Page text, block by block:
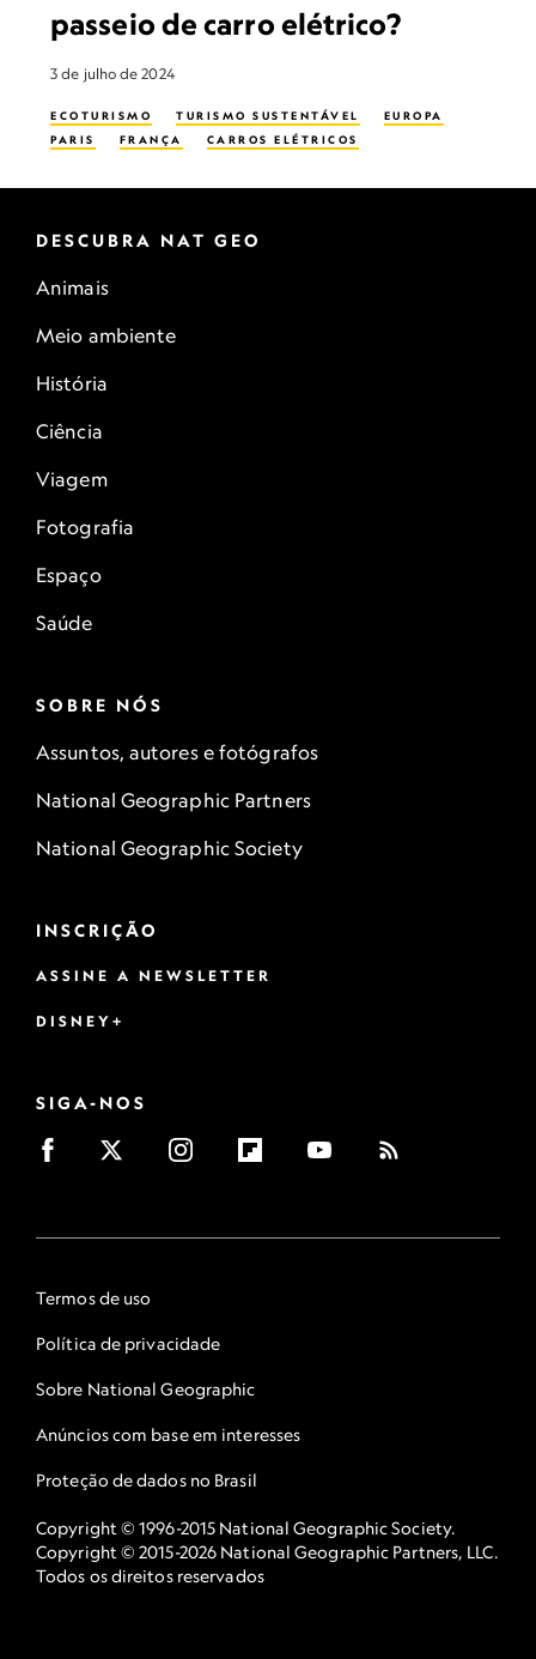
passeio de carro elétrico?
3 de julho de 2024
ECOTURISMO TURISMO SUSTENTÁVEL
EUROPA
PARIS
FRANÇA CARROS ELÉTRICOS
DESCUBRA NAT GEO
Animais
Meio ambiente
História
Ciência
Viagem
Fotografia
Espaço
Saúde
SOBRE NÓS
Assuntos, autores e fotógrafos
National Geographic Partners
National Geographic Society
INSCRIÇÃO
ASSINE A NEWSLETTER
DISNEY+
SIGA-NOS
Termos de uso
Política de privacidade
Sobre National Geographic
Anúncios com base em interesses
Proteção de dados no Brasil
Copyright © 1996-2015 National Geographic Society.
Copyright © 2015-2026 National Geographic Partners, LLC.
Todos os direitos reservados